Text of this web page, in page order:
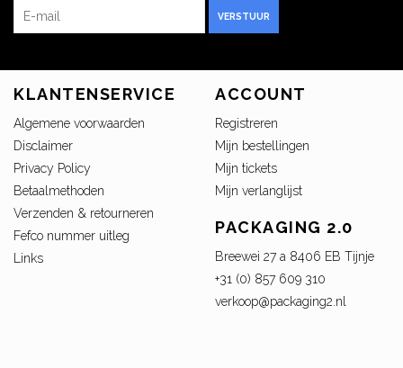
VERSTUUR
KLANTENSERVICE
Algemene voorwaarden
Disclaimer
Privacy Policy
Betaalmethoden
Verzenden & retourneren
Fefco nummer uitleg
Links
ACCOUNT
Registreren
Mijn bestellingen
Mijn tickets
Mijn verlanglijst
PACKAGING 2.0
Breewei 27 a 8406 EB Tijnje
+31 (0) 857 609 310
verkoop@packaging2.nl